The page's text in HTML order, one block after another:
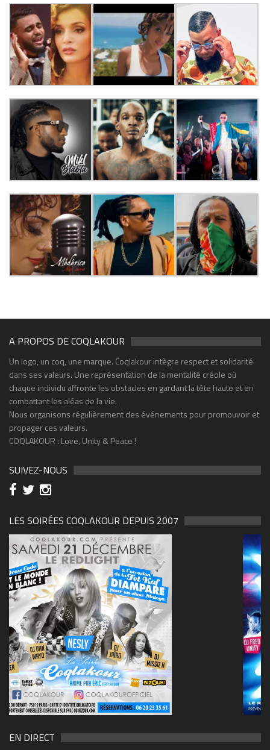
A PROPOS DE COQLAKOUR
Un logo, un coq, une marque. Coqlakour intègre respect et solidarité
dans ses valeurs. Une représentation de la mentalité créole où
chaque individu affronte les obstacles en gardant la tête haute et en
combattant les aléas de la vie.
Nous organisons régulièrement des événements pour promouvoir et
propager ces valeurs.
COQLAKOUR : Love, Unity & Peace !
SUIVEZ-NOUS
LES SOIRÉES COQLAKOUR DEPUIS 2007
(1)
EN DIRECT